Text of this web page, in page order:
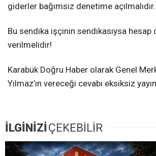
giderler bağımsız denetime açılmalıdır.
Bu sendika işçinin sendikasıysa hesap
verilmelidir!
Karabük Doğru Haber olarak Genel
Yılmaz’ın vereceği cevabı eksiksiz
İLGİNİZİÇEKEBİLİR